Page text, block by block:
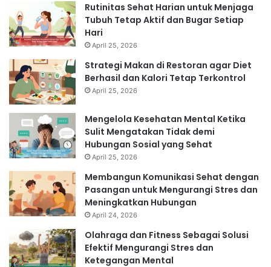
Rutinitas Sehat Harian untuk Menjaga
Tubuh Tetap Aktif dan Bugar Setiap
Hari
April 25, 2026
Strategi Makan di Restoran agar Diet
Berhasil dan Kalori Tetap Terkontrol
April 25, 2026
Mengelola Kesehatan Mental Ketika
Sulit Mengatakan Tidak demi
Hubungan Sosial yang Sehat
April 25, 2026
Membangun Komunikasi Sehat dengan
Pasangan untuk Mengurangi Stres dan
Meningkatkan Hubungan
April 24, 2026
Olahraga dan Fitness Sebagai Solusi
Efektif Mengurangi Stres dan
Ketegangan Mental